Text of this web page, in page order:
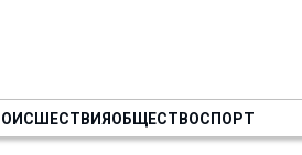
ОБЩЕСТВОСПОРТ